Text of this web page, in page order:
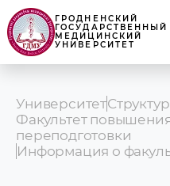
ГРОДНЕНСКИЙ
ГОСУДАРСТВЕННЫЙ
МЕДИЦИНСКИЙ
УНИВЕРСИТЕТ
Университет
Факультет
переподготовки
Информация о